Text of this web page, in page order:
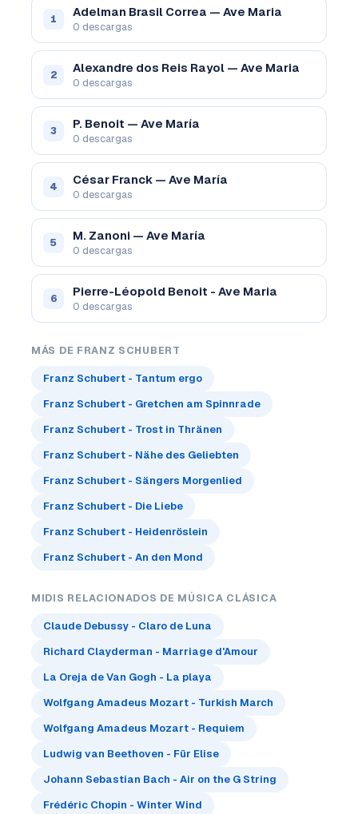
1 Adelman Brasil Correa — Ave Maria
0 descargas
2 Alexandre dos Reis Rayol — Ave Maria
0 descargas
3 P. Benoit — Ave María
0 descargas
4 César Franck — Ave María
0 descargas
5 M. Zanoni — Ave María
0 descargas
6 Pierre-Léopold Benoit - Ave Maria
0 descargas
MÁS DE FRANZ SCHUBERT
Franz Schubert - Tantum ergo
Franz Schubert - Gretchen am Spinnrade
Franz Schubert - Trost in Thränen
Franz Schubert - Nähe des Geliebten
Franz Schubert - Sängers Morgenlied
Franz Schubert - Die Liebe
Franz Schubert - Heidenröslein
Franz Schubert - An den Mond
MIDIS RELACIONADOS DE MÚSICA CLÁSICA
Claude Debussy - Claro de Luna
Richard Clayderman - Marriage d'Amour
La Oreja de Van Gogh - La playa
Wolfgang Amadeus Mozart - Turkish March
Wolfgang Amadeus Mozart - Requiem
Ludwig van Beethoven - Für Elise
Johann Sebastian Bach - Air on the G String
Frédéric Chopin - Winter Wind